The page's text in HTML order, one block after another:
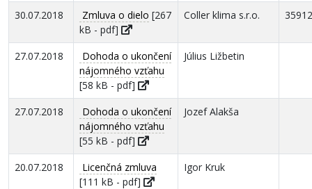
30.07.2018 Zmluva o dielo [267
kB - pdf]
Coller klima s.r.o.
27.07.2018
Dohoda o ukončení
nájomného vzťahu
[58 kB - pdf]
Július Ližbetin
27.07.2018
Dohoda o ukončení
nájomného vzťahu
[55 kB - pdf]
Jozef Alakša
20.07.2018
Licenčná zmluva
[111 kB - pdf]
Igor Kruk